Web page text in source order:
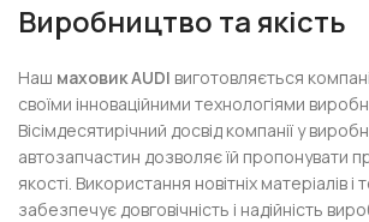
Виробництво та якість
Наш маховик AUDI виготовляється
своїми інноваційними технологіями
Вісімдесятирічний досвід компанії у
автозапчастин дозволяє їй пропонувати
якості. Використання новітніх матеріалів і
забезпечує довговічність і надійність